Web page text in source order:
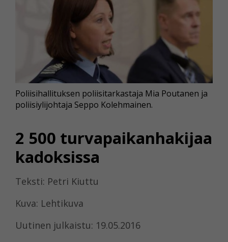
2 500 turvapaikanhakijaa
kadoksissa
Teksti: Petri Kiuttu
Kuva: Lehtikuva
Uutinen julkaistu: 19.05.2016
Poliisihallituksen poliisitarkastaja Mia Poutanen ja
poliisiylijohtaja Seppo Kolehmainen.